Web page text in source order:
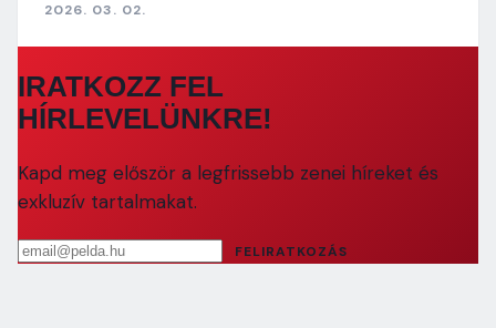
2026. 03. 02.
IRATKOZZ FEL
HÍRLEVELÜNKRE!
Kapd meg először a legfrissebb zenei híreket és
exkluzív tartalmakat.
Email cím
FELIRATKOZÁS